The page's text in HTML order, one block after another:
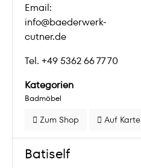
Email:
info@baederwerk-
cutner.de
Tel. +49 5362 66 77 70
Kategorien
Badmöbel
Zum Shop Auf Karte
Batiself